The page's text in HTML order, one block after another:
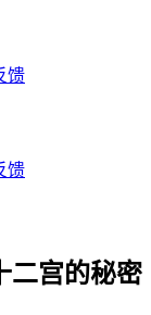
馈
馈
宫的秘密